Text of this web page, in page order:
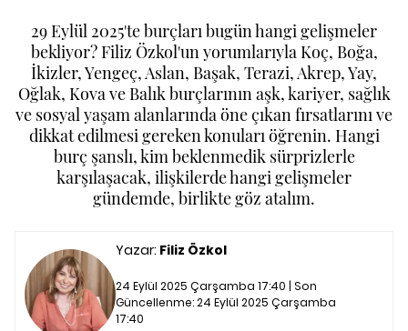
29 Eylül 2025'te burçları bugün hangi gelişmeler
bekliyor? Filiz Özkol'un yorumlarıyla Koç, Boğa,
İkizler, Yengeç, Aslan, Başak, Terazi, Akrep, Yay,
Oğlak, Kova ve Balık burçlarının aşk, kariyer, sağlık
ve sosyal yaşam alanlarında öne çıkan fırsatlarını ve
dikkat edilmesi gereken konuları öğrenin. Hangi
burç şanslı, kim beklenmedik sürprizlerle
karşılaşacak, ilişkilerde hangi gelişmeler
gündemde, birlikte göz atalım.
Yazar: Filiz Özkol
24 Eylül 2025 Çarşamba 17:40 | Son
Güncellenme:24 Eylül 2025 Çarşamba
17:40